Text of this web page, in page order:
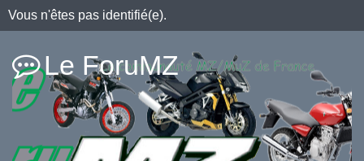
Vous n'êtes pas identifié(e).
Le ForuMZ